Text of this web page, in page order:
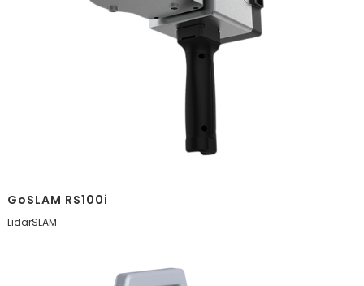
GoSLAM RS100i
LidarSLAM